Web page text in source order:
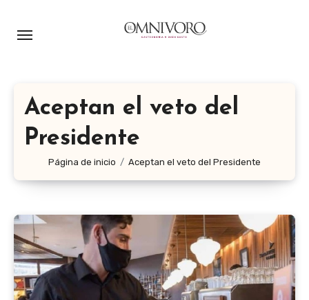
Aceptan el veto del
Presidente
Página de inicio Aceptan el veto del Presidente